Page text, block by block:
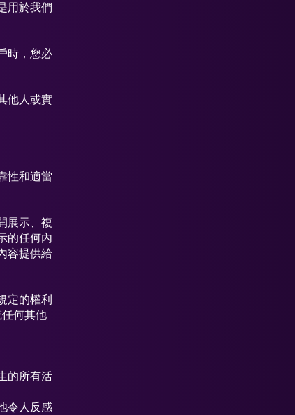
用於我們
時，您必
他人或實
性和適當
展示、複
的任何內
容提供給
定的權利
何其他
的所有活
令人反感